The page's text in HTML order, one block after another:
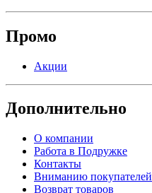
Промо
Акции
Дополнительно
О компании
Работа в Подружке
Контакты
Вниманию покупателей
Возврат товаров